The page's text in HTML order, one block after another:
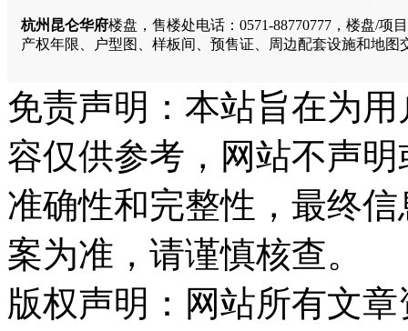
杭州昆仑华府楼盘，售楼处电话：0571-88770777，楼盘/
产权年限、户型图、样板间、预售证、周边配套设施和地
免责声明：本站旨在为
容仅供参考，网站不声
准确性和完整性，最终
案为准，请谨慎核查。
版权声明：网站所有文